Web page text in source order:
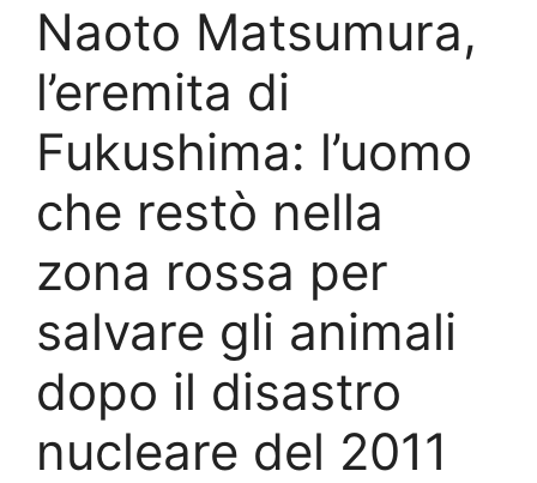
Naoto Matsumura,
l’eremita di
Fukushima: l’uomo
che restò nella
zona rossa per
salvare gli animali
dopo il disastro
nucleare del 2011